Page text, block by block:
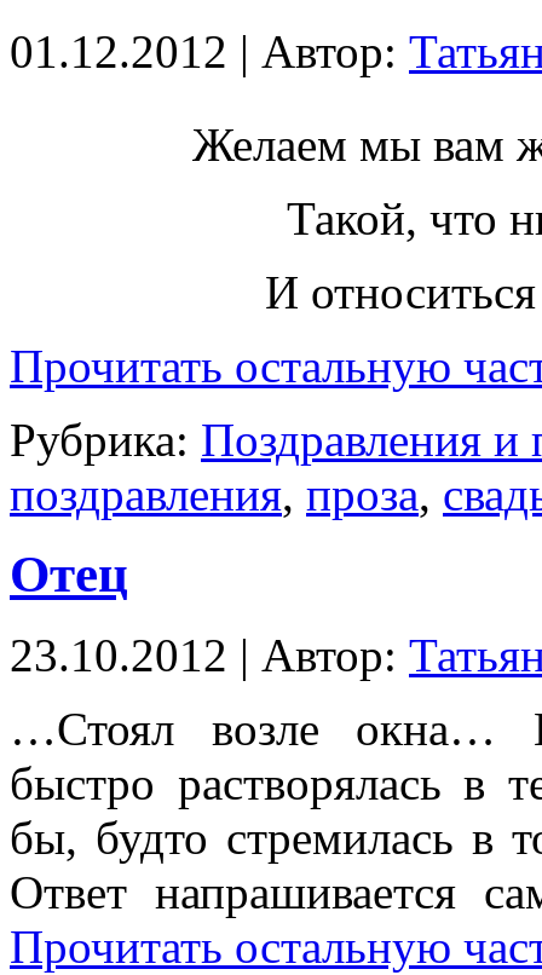
01.12.2012 | Автор:
Желаем мы вам
Такой, что
И
Прочитать остальную
Рубрика: Поздравления и
поздравления, проза,
Отец
23.10.2012 | Автор:
…Стоял возле окна…
быстро растворялась в
бы, будто стремилась в
Ответ напрашивается
Прочитать остальную